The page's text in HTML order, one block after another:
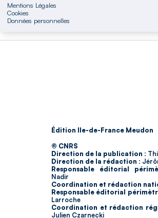
Mentions Légales
Cookies
Données personnelles
Édition Ile-de-France Meudon
© CNRS
Direction de la publication :
Direction de la rédaction :
Responsable éditorial
Nadir
Coordination et rédaction
Responsable éditorial
Larroche
Coordination et rédaction
Julien Czarnecki